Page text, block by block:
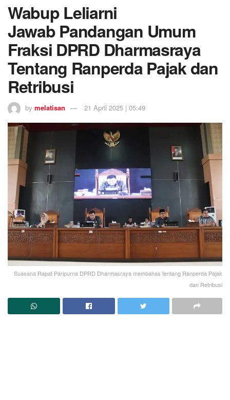
Wabup Leliarni
Jawab Pandangan Umum
Fraksi DPRD Dharmasraya
Tentang Ranperda Pajak dan
Retribusi
by melatisan 21 April 2025 | 05:49
Suasana Rapat Paripurna DPRD Dharmasraya membahas tentang Ranperda Pajak
dan Retribusi